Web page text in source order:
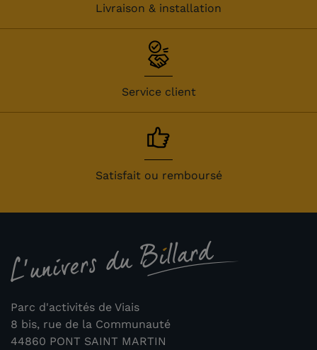
Livraison & installation
Service client
Satisfait ou remboursé
Parc d'activités de Viais
8 bis, rue de la Communauté
44860 PONT SAINT MARTIN